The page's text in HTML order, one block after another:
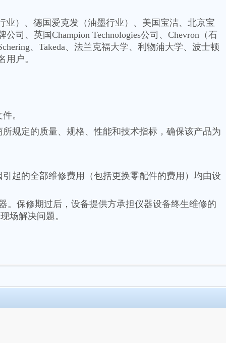
）、德国爱克发（油墨行业）、美国宝洁、北京宝
司、英国Champion Technologies公司、Chevron（石
、Takeda、法兰克福大学、利物浦大学、波士顿
户。
。
规定的质量、规格、性能和技术指标，确保该产品为
起的全部维修费用（包括更换零配件的费用）均由设
保修期过后，设备提供方承担仪器设备终生维修的
场解决问题。